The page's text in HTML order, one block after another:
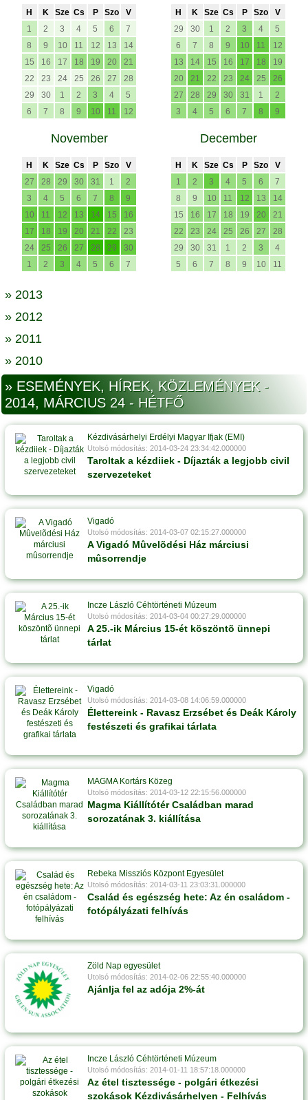
H K Sze Cs P Szo
V
1
2 3 4 5 6
7
8
9 10 11 12 13
14
15
16 17 18 19 20
21
22
23 24 25 26 27
28
29
30 1 2 3 4
5
6
7 8 9 10 11 12
H K Sze Cs P Szo
V
29
30 1 2 3 4
5
6
7 8 9 10 11
12
13
14 15 16 17 18
19
20
21 22 23 24 25
26
27
28 29 30 31 1
2
3
4 5 6 7 8 9
November
H K Sze Cs P Szo
V
27
28 29 30 31 1
2
3
4 5 6 7 8
9
10
11 12 13 14 15
16
17
18 19 20 21 22
23
24
25 26 27 28 29
30
1
2 3 4 5 6 7
December
H K Sze Cs P Szo
V
1
2 3 4 5 6
7
8
9 10 11 12 13
14
15
16 17 18 19 20
21
22
23 24 25 26 27
28
29
30 31 1 2 3
4
5
6 7 8 9 10 11
» 2013
» 2012
» 2011
» 2010
» ESEMÉNYEK, HÍREK, KÖZLEMÉNYEK -
2014, MÁRCIUS 24 - HÉTFŐ
Kézdivásárhelyi Erdélyi Magyar Ifjak (EMI)
Utolsó módosítás: 2014-03-24 23:34:42.000000
Taroltak a kézdiiek - Díjazták a legjobb civil
szervezeteket
Vigadó
Utolsó módosítás: 2014-03-07 02:15:27.000000
A Vigadó Mûvelõdési Ház márciusi
mûsorrendje
Incze László Céhtörténeti Múzeum
Utolsó módosítás: 2014-03-04 00:27:29.000000
A 25.-ik Március 15-ét köszöntõ ünnepi
tárlat
Vigadó
Utolsó módosítás: 2014-03-08 14:06:59.000000
Élettereink - Ravasz Erzsébet és Deák Károly
festészeti és grafikai tárlata
MAGMA Kortárs Közeg
Utolsó módosítás: 2014-03-12 22:15:56.000000
Magma Kiállítótér Családban marad
sorozatának 3. kiállítása
Rebeka Missziós Központ Egyesület
Utolsó módosítás: 2014-03-11 23:03:31.000000
Család és egészség hete: Az én családom -
fotópályázati felhívás
Zöld Nap egyesület
Utolsó módosítás: 2014-02-06 22:55:40.000000
Ajánlja fel az adója 2%-át
Incze László Céhtörténeti Múzeum
Utolsó módosítás: 2014-01-11 18:57:18.000000
Az étel tisztessége - polgári étkezési
szokások Kézdivásárhelyen - Felhívás